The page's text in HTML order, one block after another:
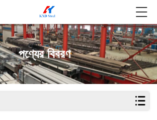
পণ্যের বিবরণ